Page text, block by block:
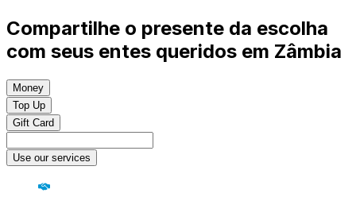
Compartilhe o presente da escolha
com seus entes queridos em Zâmbia
Money
Top Up
Gift Card
Use our services